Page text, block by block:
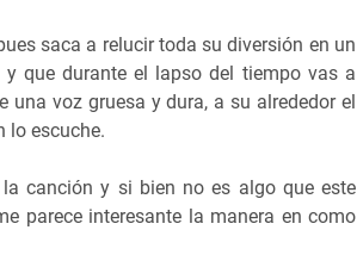
saca a relucir toda su diversión en un
que durante el lapso del tiempo vas a
voz gruesa y dura, a su alrededor el
lo escuche.
canción y si bien no es algo que este
parece interesante la manera en como